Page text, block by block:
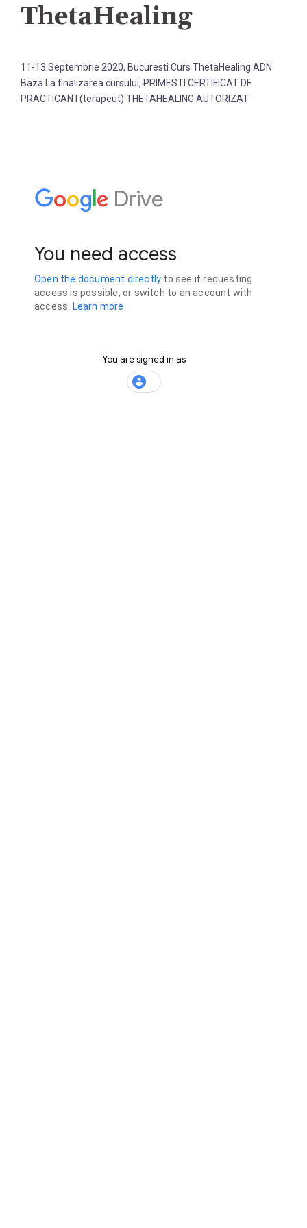
ThetaHealing
11-13 Septembrie 2020, Bucuresti Curs ThetaHealing ADN
Baza La finalizarea cursului, PRIMESTI CERTIFICAT DE
PRACTICANT(terapeut) THETAHEALING AUTORIZAT